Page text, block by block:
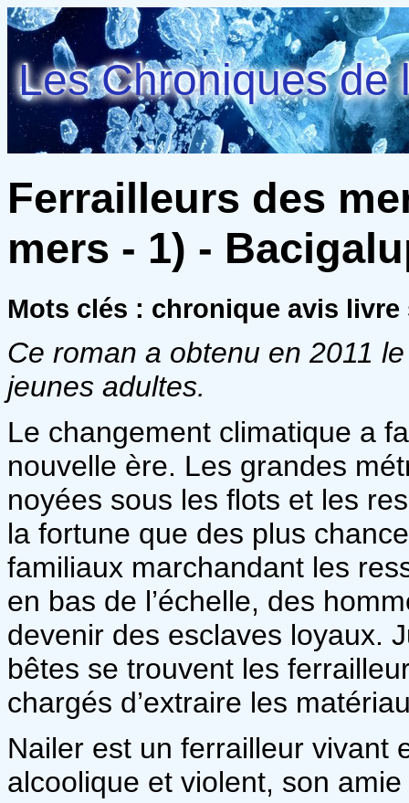
Les Chroniques de
Ferrailleurs des
mers - 1) -
Mots clés : chronique avis
Ce roman a obtenu en 2011
jeunes adultes.
Le changement climatique a
nouvelle ère. Les grandes
noyées sous les flots et les
la fortune que des plus
familiaux marchandant les
en bas de l’échelle, des
devenir des esclaves loyaux.
bêtes se trouvent les
chargés d’extraire les
Nailer est un ferrailleur vivant
alcoolique et violent, son